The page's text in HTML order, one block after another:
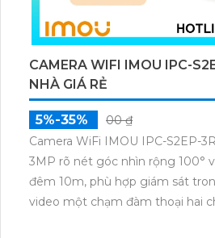
CAMERA WIFI IMOU IPC-
NHÀ GIÁ RẺ
5%-35%
00 ₫
Camera WiFi IMOU IPC-S2EP-
3MP rõ nét góc nhìn rộng 100°
đêm 10m, phù hợp giám sát
video một chạm đàm thoại hai